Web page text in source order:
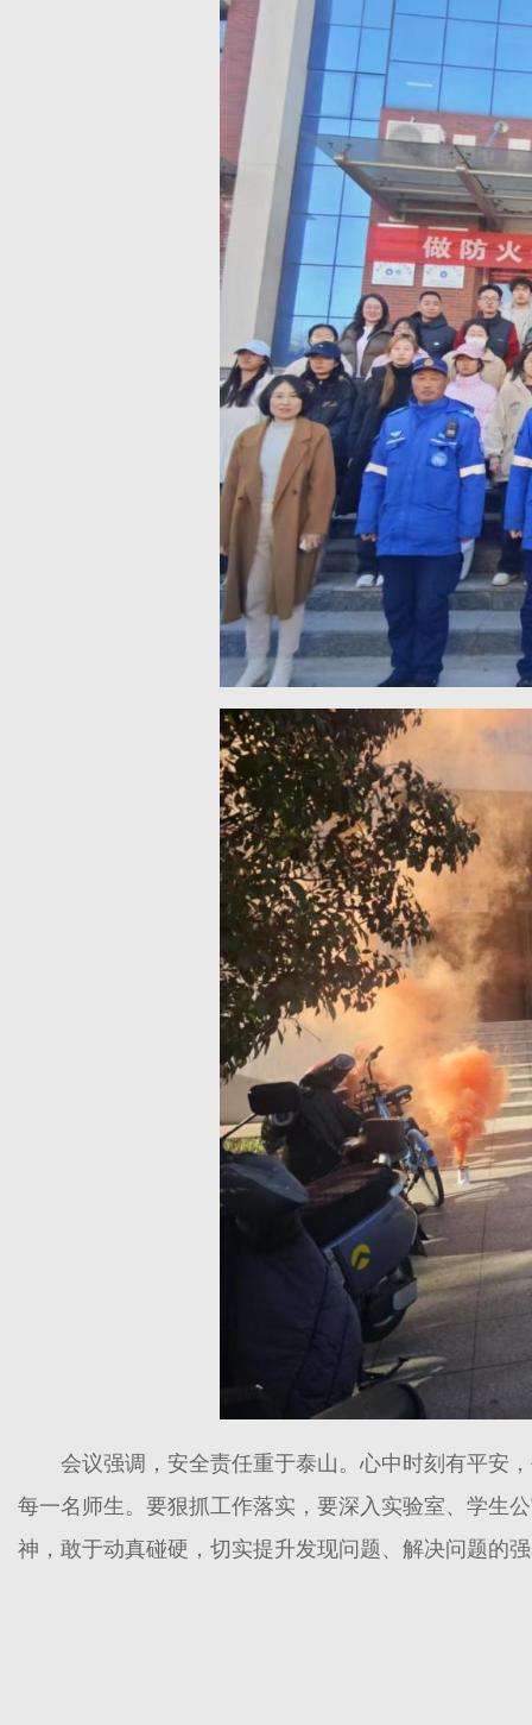
会议强调，安全责任重于泰山。心中时刻有平安
每一名师生。要狠抓工作落实，要深入实验室、学生
神，敢于动真碰硬，切实提升发现问题、解决问题的